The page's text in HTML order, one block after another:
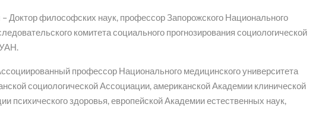
– Доктор философских наук, профессор Запорожского Национального
комитета социального прогнозирования социологической
профессор Национального медицинского университета
социологической Ассоциации, американской Академии клинической
психического здоровья, европейской Академии естественных наук,